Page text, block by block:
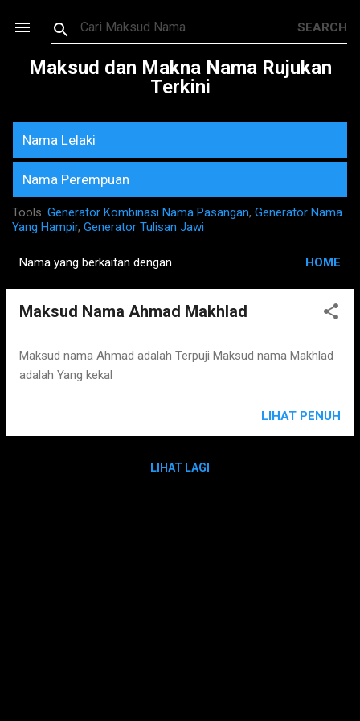
Skip to main content
Maksud dan Makna Nama Rujukan
Terkini
Nama Lelaki
Nama Perempuan
Tools: Generator Kombinasi Nama Pasangan, Generator Nama
Yang Hampir, Generator Tulisan Jawi
o
Nama yang berkaitan dengan HOME
Maksud Nama Ahmad Makhlad
Maksud nama Ahmad adalah Terpuji Maksud nama Makhlad
adalah Yang kekal
LIHAT PENUH
LIHAT LAGI